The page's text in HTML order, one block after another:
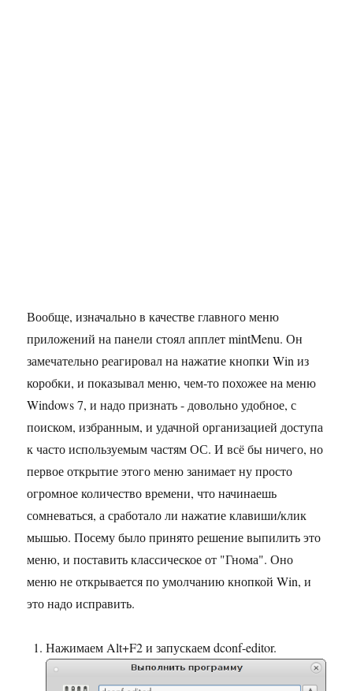
Вообще, изначально в качестве главного меню
приложений на панели стоял апплет mintMenu. Он
замечательно реагировал на нажатие кнопки Win из
коробки, и показывал меню, чем-то похожее на меню
Windows 7, и надо признать - довольно удобное, с
поиском, избранным, и удачной организацией доступа
к часто используемым частям ОС. И всё бы ничего, но
первое открытие этого меню занимает ну просто
огромное количество времени, что начинаешь
сомневаться, а сработало ли нажатие клавиши/клик
мышью. Посему было принято решение выпилить это
меню, и поставить классическое от "Гнома". Оно
меню не открывается по умолчанию кнопкой Win, и
это надо исправить.
Нажимаем Alt+F2 и запускаем dconf-editor.